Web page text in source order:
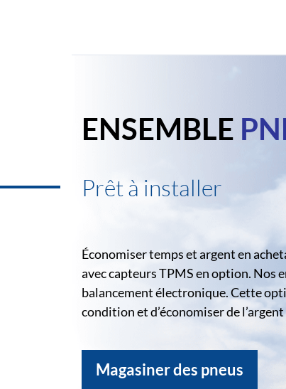
ENSEMBLE
Prêt à installer
Économiser temps et argent en
avec capteurs TPMS en option. Nos
balancement électronique. Cette
condition et d’économiser de
Magasiner des pneus